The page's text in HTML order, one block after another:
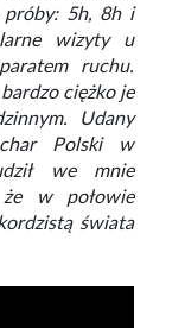
próby: 5h, 8h i
wizyty u
ruchu.
ciężko je
Udany
Polski w
we mnie
w połowie
świata